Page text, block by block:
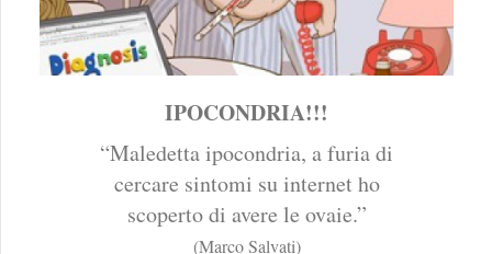
IPOCONDRIA!!!
“Maledetta ipocondria, a furia di
cercare sintomi su internet ho
scoperto di avere le ovaie.”
(Marco Salvati)